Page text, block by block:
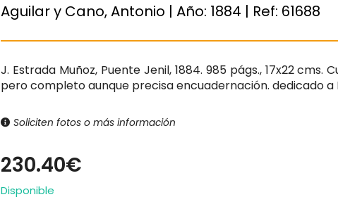
Aguilar y Cano, Antonio | Año: 1884 | Ref: 61688
J. Estrada Muñoz, Puente Jenil, 1884. 985 págs., 17x22
pero completo aunque precisa encuadernación. dedicado a
Soliciten fotos o más información
230.40€
Disponible